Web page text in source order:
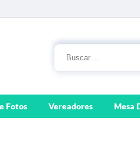
Fotos Vereadores Mesa